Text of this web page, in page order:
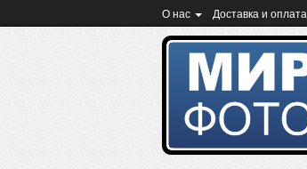
О нас Доставка и оплата